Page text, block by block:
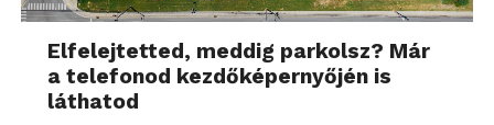
Elfelejtetted, meddig parkolsz? Már
a telefonod kezdőképernyőjén is
láthatod